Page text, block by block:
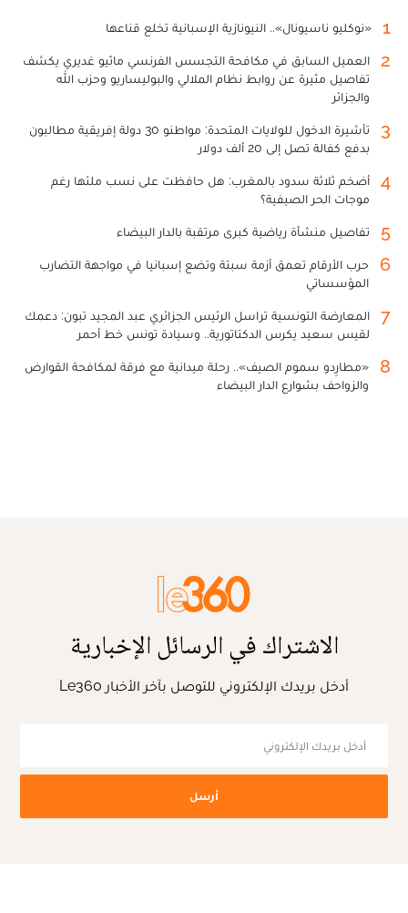
1 «نوكليو ناسيونال».. النيونازية الإسبانية تخلع قناعها
2
العميل السابق في مكافحة التجسس الفرنسي ماثيو غديري يكشف
تفاصيل مثيرة عن روابط نظام الملالي والبوليساريو وحزب الله
والجزائر
3
تأشيرة الدخول للولايات المتحدة: مواطنو 30 دولة إفريقية مطالبون
بدفع كفالة تصل إلى 20 ألف دولار
4
أضخم ثلاثة سدود بالمغرب: هل حافظت على نسب ملئها رغم
موجات الحر الصيفية؟
5 تفاصيل منشأة رياضية كبرى مرتقبة بالدار البيضاء
6
حرب الأرقام تعمق أزمة سبتة وتضع إسبانيا في مواجهة التضارب
المؤسساتي
7
المعارضة التونسية تراسل الرئيس الجزائري عبد المجيد تبون: دعمك
لقيس سعيد يكرس الدكتاتورية.. وسيادة تونس خط أحمر
8
«مطارِدو سموم الصيف».. رحلة ميدانية مع فرقة لمكافحة القوارض
والزواحف بشوارع الدار البيضاء
الاشتراك في الرسائل الإخبارية
أدخل بريدك الإلكتروني للتوصل بآخر الأخبار Le360
أرسل